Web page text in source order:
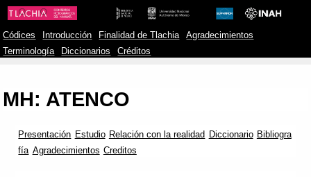
Códices Introducción Finalidad de Tlachia
Agradecimientos
Terminología
Diccionarios Créditos
MH: ATENCO
Presentación Estudio Relación con la realidad Diccionario Bibliogra
fía Agradecimientos Creditos